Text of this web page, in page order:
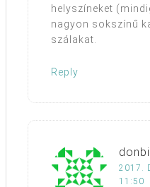
helyszíneket
nagyon sokszínű
szálakat.
Reply
2017.
11:50